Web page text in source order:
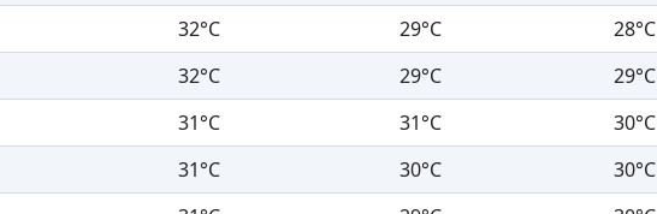
32°C 29°C
28°C
32°C 29°C
29°C
31°C 31°C
30°C
31°C 30°C
30°C